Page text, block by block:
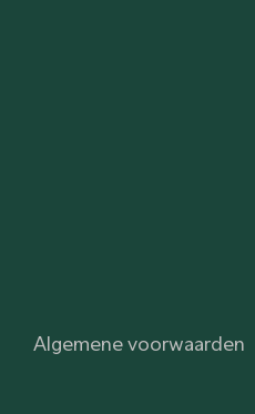
Algemene voorwaarden